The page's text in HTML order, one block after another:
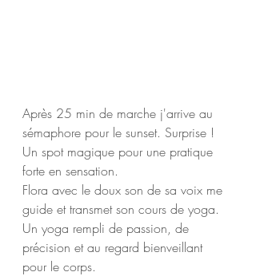
Après 25 min de marche j'arrive au
sémaphore pour le sunset. Surprise !
Un spot magique pour une pratique
forte en sensation.
Flora avec le doux son de sa voix me
guide et transmet son cours de yoga.
Un yoga rempli de passion, de
précision et au regard bienveillant
pour le corps.